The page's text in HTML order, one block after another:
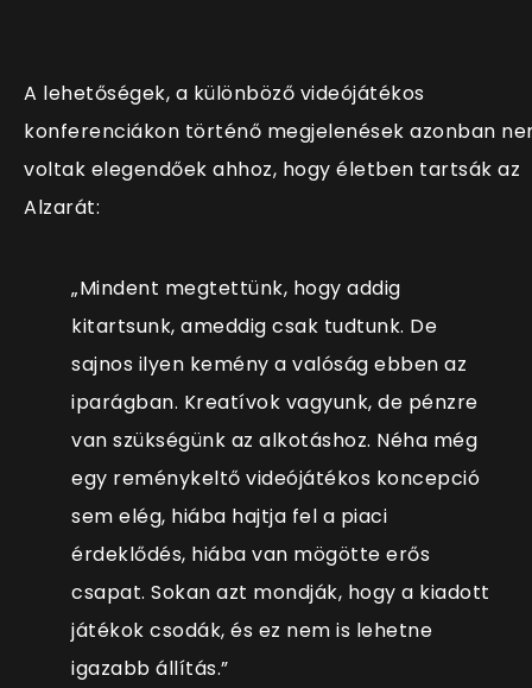
A lehetőségek, a különböző videójátékos
konferenciákon történő megjelenések azonban
voltak elegendőek ahhoz, hogy életben tartsák az
Alzarát:
„Mindent megtettünk, hogy addig
kitartsunk, ameddig csak tudtunk. De
sajnos ilyen kemény a valóság ebben az
iparágban. Kreatívok vagyunk, de pénzre
van szükségünk az alkotáshoz. Néha még
egy reménykeltő videójátékos koncepció
sem elég, hiába hajtja fel a piaci
érdeklődés, hiába van mögötte erős
csapat. Sokan azt mondják, hogy a kiadott
játékok csodák, és ez nem is lehetne
igazabb állítás.”